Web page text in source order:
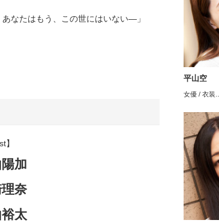
なたはもう、この世にはいない―」
】
加
奈
太
平山空
女優 / 衣装…